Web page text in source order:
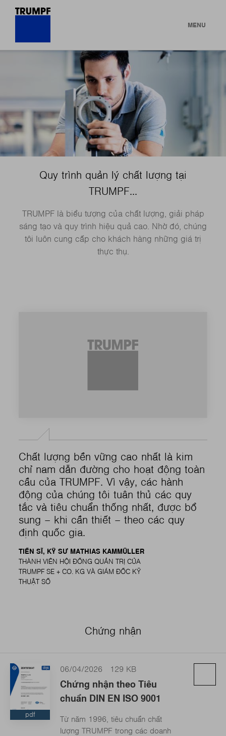
MENU
Quy trình quản lý chất lượng tại
TRUMPF...
TRUMPF là biểu tượng của chất lượng, giải pháp
sáng tạo và quy trình hiệu quả cao. Nhờ đó, chúng
tôi luôn cung cấp cho khách hàng những giá trị
thực thụ.
Chất lượng bền vững cao nhất là kim
chỉ nam dẫn đường cho hoạt động toàn
cầu của TRUMPF. Vì vậy, các hành
động của chúng tôi tuân thủ các quy
tắc và tiêu chuẩn thống nhất, được bổ
sung – khi cần thiết – theo các quy
định quốc gia.
TIẾN SĨ, KỸ SƯ MATHIAS KAMMÜLLER
THÀNH VIÊN HỘI ĐỒNG QUẢN TRỊ CỦA
TRUMPF SE + CO. KG VÀ GIÁM ĐỐC KỸ
THUẬT SỐ
Chứng nhận
pdf
06/04/2026 129 KB
Chứng nhận theo Tiêu
chuẩn DIN EN ISO 9001
Từ năm 1996, tiêu chuẩn chất
lượng TRUMPF trong các doanh